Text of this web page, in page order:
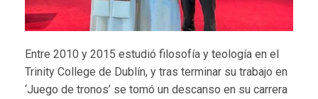
Entre 2010 y 2015 estudió filosofía y teología en el
Trinity College de Dublín, y tras terminar su trabajo en
‘Juego de tronos’ se tomó un descanso en su carrera